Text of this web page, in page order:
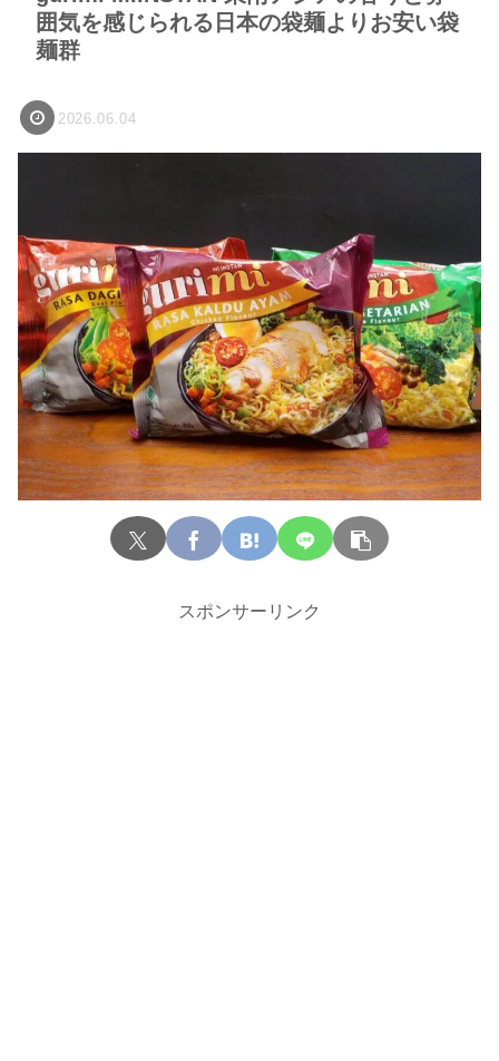
囲気を感じられる日本の袋麺よりお安い袋
麺群
2026.06.04
スポンサーリンク